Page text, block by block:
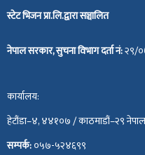
स्टेट भिजन प्रा.लि.द्वारा सञ्चालित
नेपाल सरकार, सुचना विभाग दर्ता नं:२९/
कार्यालय:
हेटौंडा–४, ४४१०७ / काठमाडौं–२९
सम्पर्क:०५७-५२४६९९